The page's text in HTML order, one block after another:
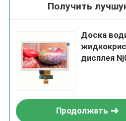
Получить
Доска
дисплея
Продолжать